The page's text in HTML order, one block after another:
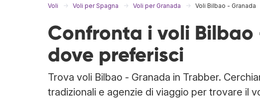
Voli Voli per Spagna Voli per Granada Voli Bilbao - Granada
Confronta i voli
dove preferisci
Trova voli Bilbao - Granada in Trabber.
tradizionali e agenzie di viaggio per trovare il